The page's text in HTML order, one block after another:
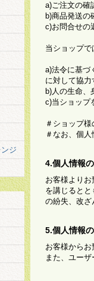
a)ご注文の確
b)商品発送の
c)お問合せの
当ショップで
a)法令に基づ
に対して協
b)人の生命
c)当ショップ
＃ショップ
＃なお、個
4.個人情報
お客様より
を講じると
の紛失、改ざ
5.個人情報
お客様からお
また、ユー
ジ